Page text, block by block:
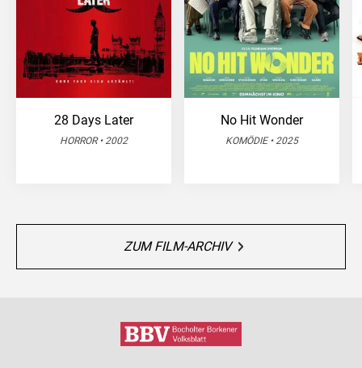
28 Days Later
HORROR • 2002
No Hit Wonder
KOMÖDIE • 2025
ZUM FILM-ARCHIV